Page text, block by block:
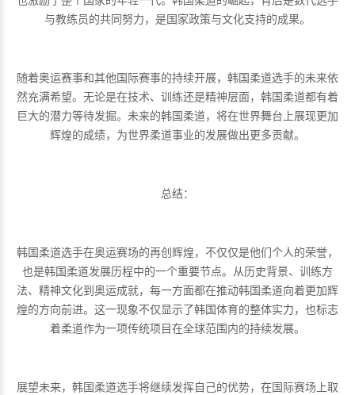
与教练员的共同努力，是国家政策与文化支持的成果。
随着奥运赛事和其他国际赛事的持续开展，韩国柔道选手的未来依
然充满希望。无论是在技术、训练还是精神层面，韩国柔道都有着
巨大的潜力等待发掘。未来的韩国柔道，将在世界舞台上展现更加
辉煌的成绩，为世界柔道事业的发展做出更多贡献。
总结：
韩国柔道选手在奥运赛场的再创辉煌，不仅仅是他们个人的荣誉，
也是韩国柔道发展历程中的一个重要节点。从历史背景、训练方
法、精神文化到奥运成就，每一方面都在推动韩国柔道向着更加辉
煌的方向前进。这一现象不仅显示了韩国体育的整体实力，也标志
着柔道作为一项传统项目在全球范围内的持续发展。
展望未来，韩国柔道选手将继续发挥自己的优势，在国际赛场上取